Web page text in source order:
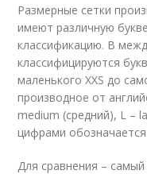
Размерные сетки
имеют различную
классификацию. В
классифицируются
маленького XXS до
производное от
medium (средний), L –
цифрами
Для сравнения –